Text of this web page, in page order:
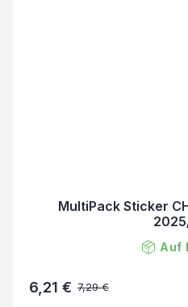
MultiPack Sticker
Auf
7,29 €
6,21 €